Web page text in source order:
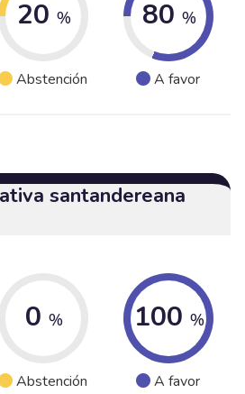
20 %
Abstención
80 %
A favor
santandereana
0 %
Abstención
100 %
A favor